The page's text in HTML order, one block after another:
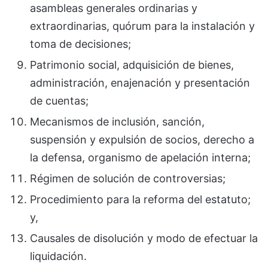
asambleas generales ordinarias y
extraordinarias, quórum para la instalación y
toma de decisiones;
Patrimonio social, adquisición de bienes,
administración, enajenación y presentación
de cuentas;
Mecanismos de inclusión, sanción,
suspensión y expulsión de socios, derecho a
la defensa, organismo de apelación interna;
Régimen de solución de controversias;
Procedimiento para la reforma del estatuto;
y,
Causales de disolución y modo de efectuar la
liquidación.